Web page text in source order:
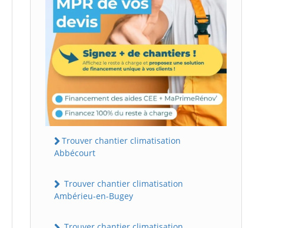
Trouver chantier climatisation
Abbécourt
Trouver chantier climatisation
Ambérieu-en-Bugey